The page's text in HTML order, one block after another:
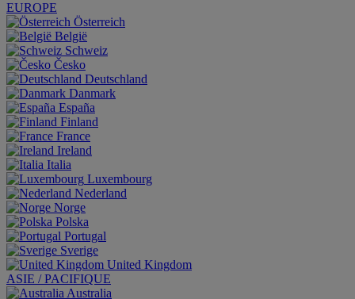
EUROPE
Österreich
België
Schweiz
Česko
Deutschland
Danmark
España
Finland
France
Ireland
Italia
Luxembourg
Nederland
Norge
Polska
Portugal
Sverige
United Kingdom
ASIE / PACIFIQUE
Australia